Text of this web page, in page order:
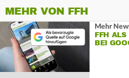
MEHR VON FFH
Mehr
FFH ALS
BEI